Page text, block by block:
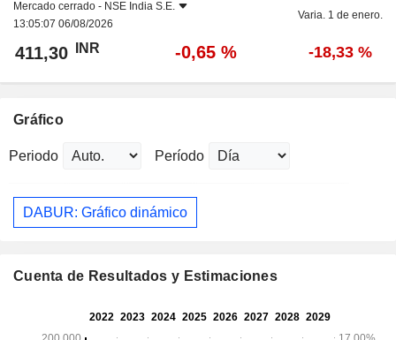
Mercado cerrado - NSE India S.E.
13:05:07 06/08/2026
Varia. 1 de enero.
411,30 INR -0,65 % -18,33 %
Gráfico
Periodo Período
DABUR: Gráfico dinámico
Cuenta de Resultados y Estimaciones